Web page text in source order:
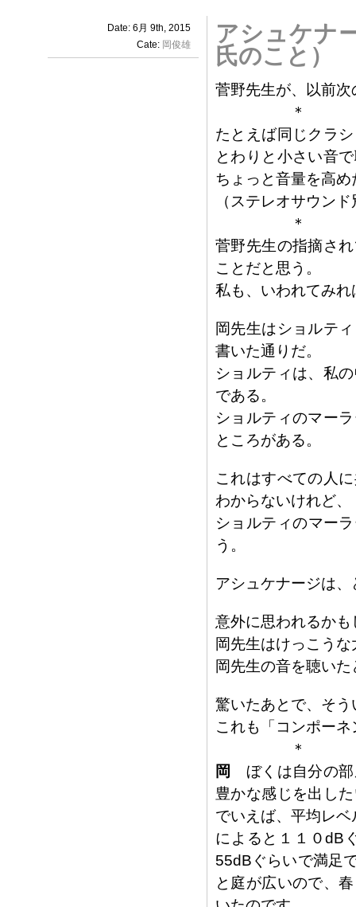
Date: 6月 9th, 2015
Cate: 岡俊雄
アシュケナ
氏のこと）
菅野先生が、以前
＊
たとえば同じクラ
とわりと小さい音
ちょっと音量を高
（ステレオサウン
＊
菅野先生の指摘さ
ことだと思う。
私も、いわれてみ
岡先生はショルテ
書いた通りだ。
ショルティは、私
である。
ショルティのマー
ところがある。
これはすべての人
わからないけれど、
ショルティのマー
う。
アシュケナージは
意外に思われるか
岡先生はけっこう
岡先生の音を聴い
驚いたあとで、そ
これも「コンポー
＊
岡
ぼくは自分の部
豊かな感じを出し
でいえば、平均レ
によると１１０dB
55dBぐらいで満足
と庭が広いので、